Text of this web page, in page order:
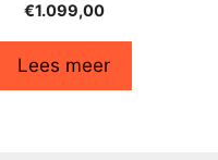
€1.099,00
Lees meer